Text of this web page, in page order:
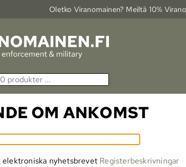
Oletko Viranomainen? Meiltä 10%
OM ANKOMST
nyhetsbrevet Registerbeskrivningar